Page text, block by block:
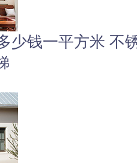
少钱一平方米 不